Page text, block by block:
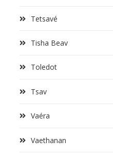
Tetsavé
Tisha Beav
Toledot
Tsav
Vaéra
Vaethanan